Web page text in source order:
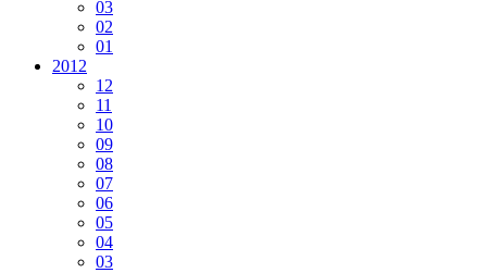
03
02
01
2012
12
11
10
09
08
07
06
05
04
03